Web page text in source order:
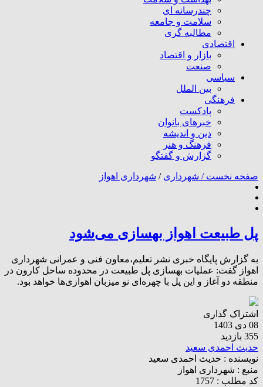
چندرسانه ای
سلامت و جامعه
مطالبه گری
اقتصادی
بازار و اقتصاد
صنعت
سیاسی
بین الملل
فرهنگی
پادکست
خبرهای بانوان
دین و اندیشه
فرهنگ و هنر
گزارش و گفتگو
صفحه نخست / شهرداری / شهرداری اهواز
پل طبیعت اهواز بهسازی می‌شود
به گزارش پایگاه خبری نشر تعلیم،معاون فنی و عمرانی شهرداری
اهواز گفت: عملیات بهسازی پل طبیعت در محدوده ساحل کارون در
منطقه دو آغاز و این پل با چهره‌ای نو میزبان اهوازی‌ها خواهد بود.
اشتراک گذاری
08 دی 1403
355 بازدید
حدیث احمدی سعید
نویسنده : حدیث احمدی سعید
منبع : شهرداری اهواز
کد مطلب : 1757